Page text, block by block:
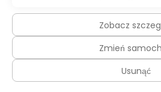
Zobacz
Zmień
Usunąć